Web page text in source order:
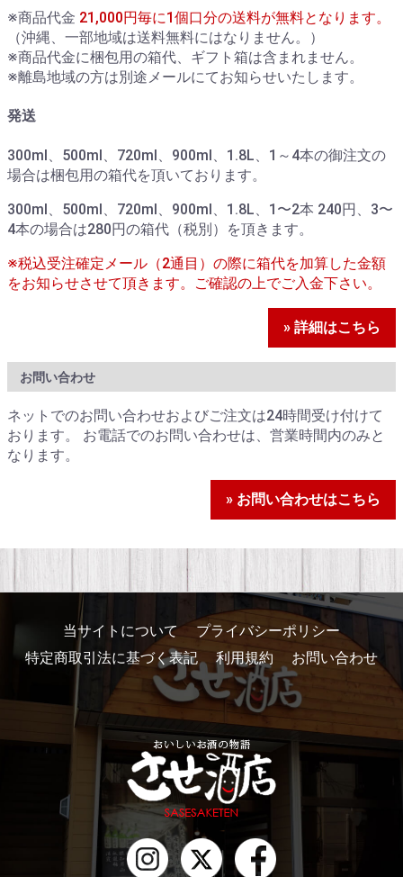
※商品代金 21,000円毎に1個口分の送料が無料となります。
（沖縄、一部地域は送料無料にはなりません。）
※商品代金に梱包用の箱代、ギフト箱は含まれません。
※離島地域の方は別途メールにてお知らせいたします。
発送
300ml、500ml、720ml、900ml、1.8L、1～4本の御注文の
場合は梱包用の箱代を頂いております。
300ml、500ml、720ml、900ml、1.8L、1〜2本 240円、3〜
4本の場合は280円の箱代（税別）を頂きます。
※税込受注確定メール（2通目）の際に箱代を加算した金額
をお知らせさせて頂きます。ご確認の上でご入金下さい。
» 詳細はこちら
お問い合わせ
ネットでのお問い合わせおよびご注文は24時間受け付けて
おります。 お電話でのお問い合わせは、営業時間内のみと
なります。
» お問い合わせはこちら
当サイトについて
プライバシーポリシー
特定商取引法に基づく表記
利用規約 お問い合わせ